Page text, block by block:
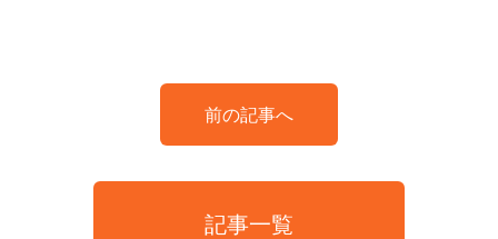
前の記事へ
記事一覧